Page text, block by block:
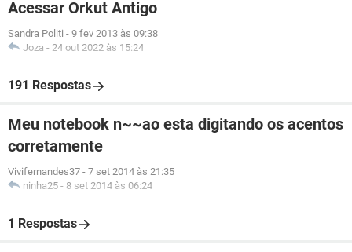
Acessar Orkut Antigo
Sandra Politi - 9 fev 2013 às 09:38
Joza - 24 out 2022 às 15:24
191 Respostas
Meu notebook n~~ao esta digitando os acentos
corretamente
Vivifernandes37 - 7 set 2014 às 21:35
ninha25 - 8 set 2014 às 06:24
1 Respostas